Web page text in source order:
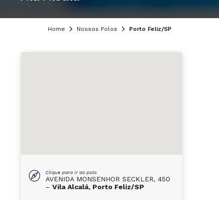
Home Nossos Polos Porto Feliz/SP
Clique para ir ao polo
AVENIDA MONSENHOR SECKLER, 450
– Vila Alcalá, Porto Feliz/SP